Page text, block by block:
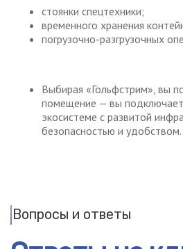
стоянки спецтехники;
временного хранения
погрузочно-разгрузочных
Выбирая «Гольфстрим», вы
помещение — вы
экосистеме с развитой
безопасностью и удобством.